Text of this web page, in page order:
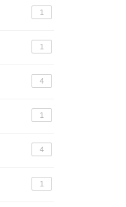
1
1
4
1
4
1